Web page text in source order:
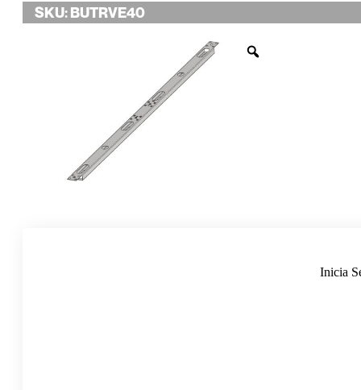
SKU:BUTRVE40
Inicia